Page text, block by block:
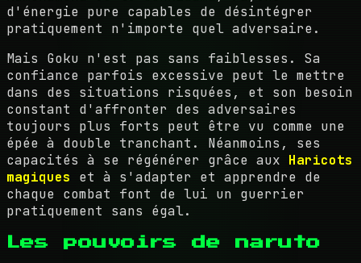
d'énergie pure capables de désintégrer
pratiquement n'importe quel adversaire.
Mais Goku n'est pas sans faiblesses. Sa
confiance parfois excessive peut le mettre
dans des situations risquées, et son besoin
constant d'affronter des adversaires
toujours plus forts peut être vu comme une
épée à double tranchant. Néanmoins, ses
capacités à se régénérer grâce aux Haricots
magiques et à s'adapter et apprendre de
chaque combat font de lui un guerrier
pratiquement sans égal.
Les pouvoirs de naruto